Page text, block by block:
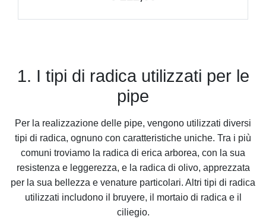
1. I tipi di radica utilizzati per le
pipe
Per la realizzazione delle pipe, vengono utilizzati diversi
tipi di radica, ognuno con caratteristiche uniche. Tra i più
comuni troviamo la radica di erica arborea, con la sua
resistenza e leggerezza, e la radica di olivo, apprezzata
per la sua bellezza e venature particolari. Altri tipi di radica
utilizzati includono il bruyere, il mortaio di radica e il
ciliegio.